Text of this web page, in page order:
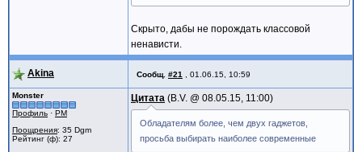
Скрыто, дабы не порождать классовой
ненависти.
Akina Сообщ. #21 01.06.15, 10:59
Monster
Профиль · PM
Поощрения: 35 Dgm
Рейтинг (ф): 27
Цитата B.V. @ 08.05.15, 11:00
Обладателям более, чем двух гаджетов,
просьба выбирать наиболее современные